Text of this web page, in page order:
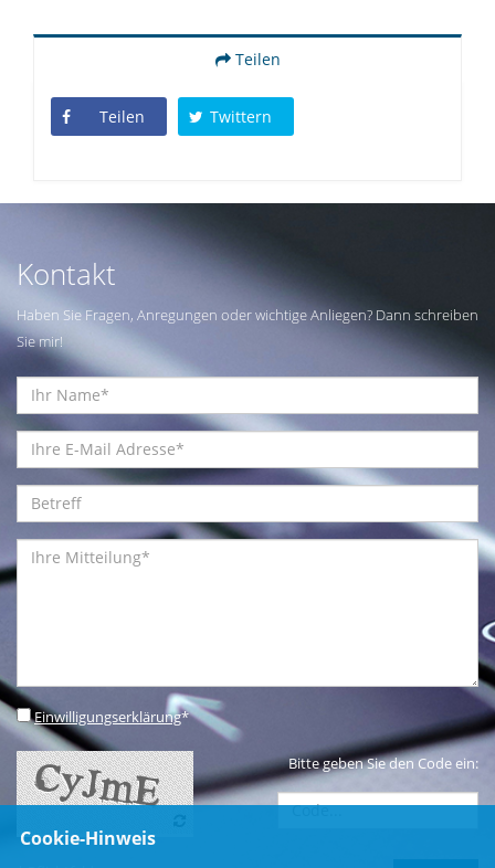
Teilen
Teilen Twittern
Kontakt
Haben Sie Fragen, Anregungen oder wichtige Anliegen? Dann schreiben
Sie mir!
Einwilligungserklärung*
Bitte geben Sie den Code ein:
Cookie-Hinweis